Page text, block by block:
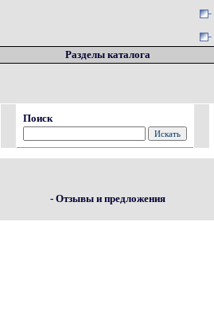
Разделы каталога
Поиск
- Отзывы и предложения